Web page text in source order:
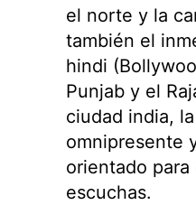
el norte y la
también el
hindi
Punjab y el
ciudad india,
omnipresente
orientado
escuchas.